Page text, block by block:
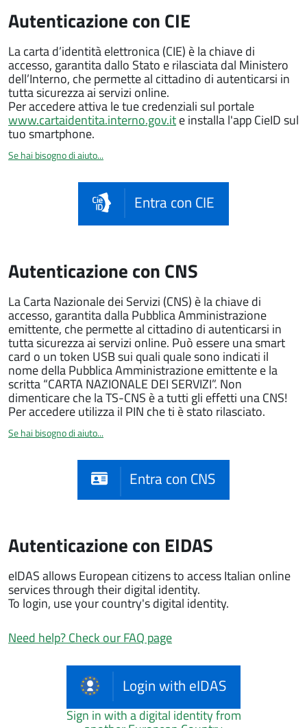
Autenticazione con CIE
La carta d’identità elettronica (CIE) è la chiave di
accesso, garantita dallo Stato e rilasciata dal Ministero
dell’Interno, che permette al cittadino di autenticarsi in
tutta sicurezza ai servizi online.
Per accedere attiva le tue credenziali sul portale
www.cartaidentita.interno.gov.ite installa l'app CieID sul
tuo smartphone.
Se hai bisogno di aiuto...
Entra con CIE
Autenticazione con CNS
La Carta Nazionale dei Servizi (CNS) è la chiave di
accesso, garantita dalla Pubblica Amministrazione
emittente, che permette al cittadino di autenticarsi in
tutta sicurezza ai servizi online. Può essere una smart
card o un token USB sui quali quale sono indicati il
nome della Pubblica Amministrazione emittente e la
scritta “CARTA NAZIONALE DEI SERVIZI”. Non
dimenticare che la TS-CNS è a tutti gli effetti una CNS!
Per accedere utilizza il PIN che ti è stato rilasciato.
Se hai bisogno di aiuto...
Entra con CNS
Autenticazione con EIDAS
eIDAS allows European citizens to access Italian online
services through their digital identity.
To login, use your country's digital identity.
Need help? Check our FAQ page
Login with eIDAS
Sign in with a digital identity from